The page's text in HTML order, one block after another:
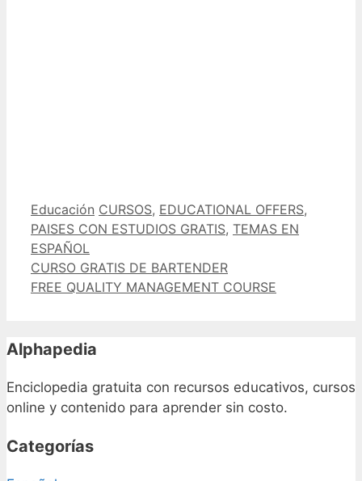
Categorías
Educación Etiquetas
CURSOS, EDUCATIONAL OFFERS,
PAISES CON ESTUDIOS GRATIS, TEMAS EN
ESPAÑOL
CURSO GRATIS DE BARTENDER
FREE QUALITY MANAGEMENT COURSE
Alphapedia
Enciclopedia gratuita con recursos educativos, cursos
online y contenido para aprender sin costo.
Categorías